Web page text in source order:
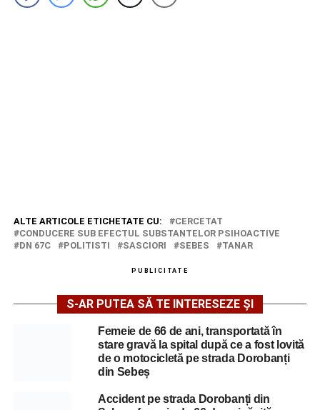
ALTE ARTICOLE ETICHETATE CU:
CERCETAT
CONDUCERE SUB EFECTUL SUBSTANTELOR PSIHOACTIVE
DN 67C
POLITISTI SASCIORI SEBES TANAR
PUBLICITATE
S-AR PUTEA SĂ TE INTERESEZE ȘI
Femeie de 66 de ani, transportată în
stare gravă la spital după ce a fost lovită
de o motocicletă pe strada Dorobanți
din Sebeș
Accident pe strada Dorobanți din